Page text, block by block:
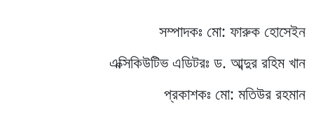
সম্পাদকঃ মো: ফারুক হোসেইন
এক্সিকিউটিভ এডিটরঃ ড. আব্দুর রহিম খান
প্রকাশকঃ মো: মতিউর রহমান